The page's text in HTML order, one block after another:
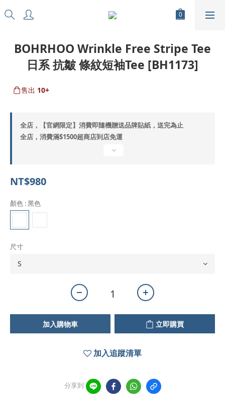
BOHRHOO Wrinkle Free Stripe Tee
日系 抗皺 條紋短袖Tee [BH1173]
售出 10+
全店，【官網限定】消費即隨機贈送品牌貼紙，送完為止
全店，消費滿$1500超商店到店免運
NT$980
顏色 : 黑色
尺寸
加入購物車 立即購買
加入追蹤清單
分享到